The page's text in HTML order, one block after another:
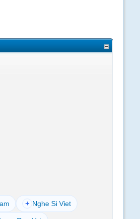
+ Nghe Si Viet